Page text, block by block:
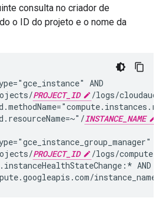
consulta no criador de
o ID do projeto e o nome da
AND
PROJECT_ID
/logs/
INSTANCE_NAME
PROJECT_ID
/logs/
AND